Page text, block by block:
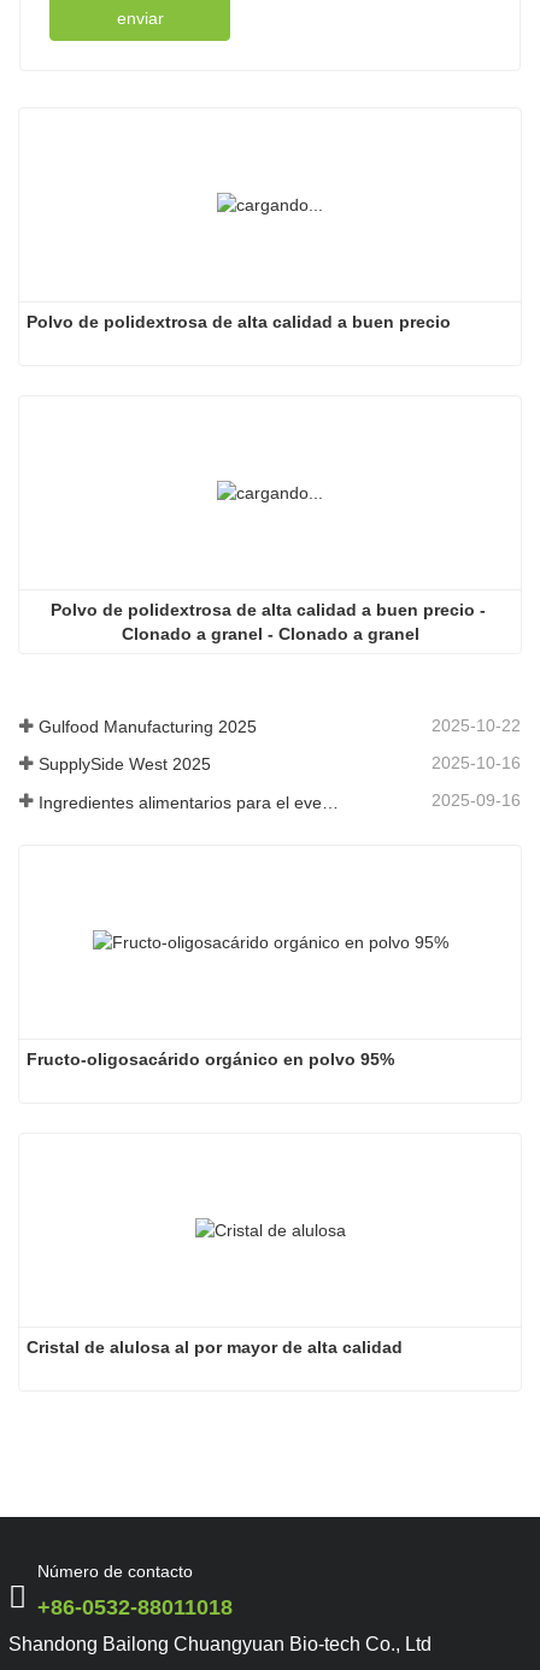
enviar
Polvo de polidextrosa de alta calidad a buen precio
Polvo de polidextrosa de alta calidad a buen precio -
Clonado a granel - Clonado a granel
Gulfood Manufacturing 2025 2025-10-22
SupplySide West 2025 2025-10-16
2025-09-16
Fructo-oligosacárido orgánico en polvo 95%
Cristal de alulosa al por mayor de alta calidad
Número de contacto
+86-0532-88011018
Shandong Bailong Chuangyuan Bio-tech Co., Ltd